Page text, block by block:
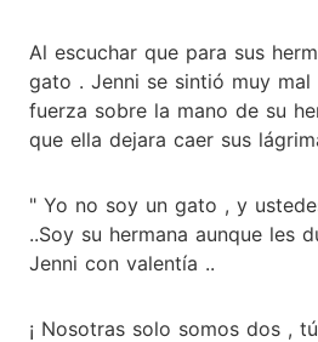
Al escuchar que para sus
gato . Jenni se sintió muy mal
fuerza sobre la mano de su
que ella dejara caer sus
" Yo no soy un gato , y
..Soy su hermana aunque les
Jenni con valentía ..
¡ Nosotras solo somos dos ,